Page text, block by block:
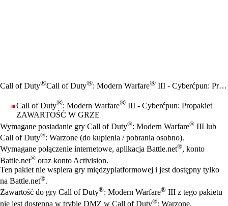
Call of Duty®Call of Duty®: Modern Warfare® III - Cyberćpun: Propakiet
Call of Duty®: Modern Warfare® III - Cyberćpun: Propakiet
ZAWARTOŚĆ W GRZE
Cena
Available actions
Wymagane posiadanie gry Call of Duty®: Modern Warfare® III lub
Call of Duty®: Warzone (do kupienia / pobrania osobno).
Wymagane połączenie internetowe, aplikacja Battle.net®, konto
Battle.net® oraz konto Activision.
Ten pakiet nie wspiera gry międzyplatformowej i jest dostępny tylko
na Battle.net®.
Zawartość do gry Call of Duty®: Modern Warfare® III z tego pakietu
nie jest dostępna w trybie DMZ w Call of Duty®: Warzone.